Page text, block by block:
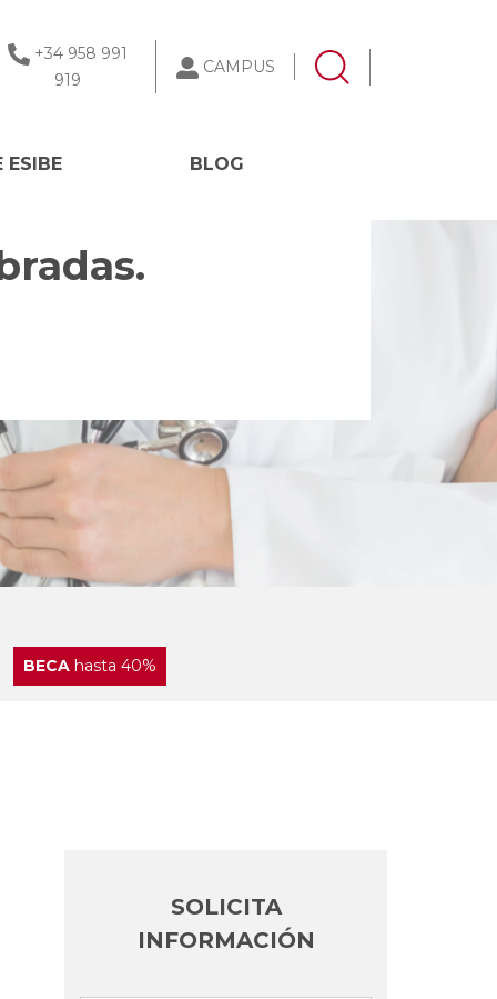
+34 958 991
919
CAMPUS
ESIBE BLOG
BECA hasta 40%
SOLICITA
INFORMACIÓN